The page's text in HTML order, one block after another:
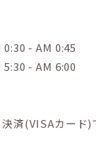
- AM 0:45
- AM 6:00
済(VISAカード